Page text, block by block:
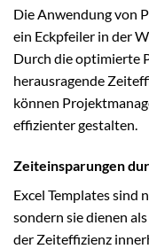
Die Anwendung von
ein Eckpfeiler in der
Durch die optimierte
herausragende
können
effizienter gestalten.
Zeiteinsparungen
Excel Templates sind
sondern sie dienen
der Zeiteffizienz